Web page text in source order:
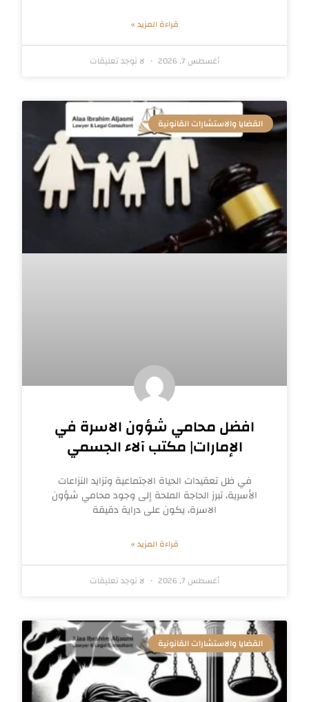
قراءة المزيد »
أغسطس 7, 2026 لا توجد تعليقات
القضايا والاستشارات القانونية
افضل محامي شؤون الاسرة في
الإمارات| مكتب آلاء الجسمي
في ظل تعقيدات الحياة الاجتماعية وتزايد النزاعات
الأسرية، تبرز الحاجة الملحة إلى وجود محامي شؤون
الاسرة، يكون على دراية دقيقة
قراءة المزيد »
أغسطس 7, 2026 لا توجد تعليقات
القضايا والاستشارات القانونية